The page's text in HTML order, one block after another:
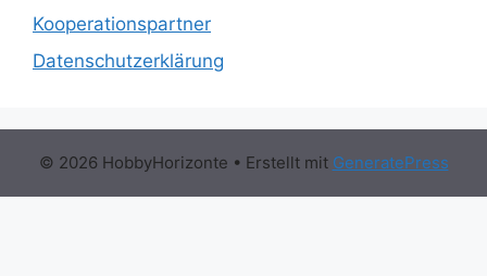
Kooperationspartner
Datenschutzerklärung
© 2026 HobbyHorizonte • Erstellt mit GeneratePress